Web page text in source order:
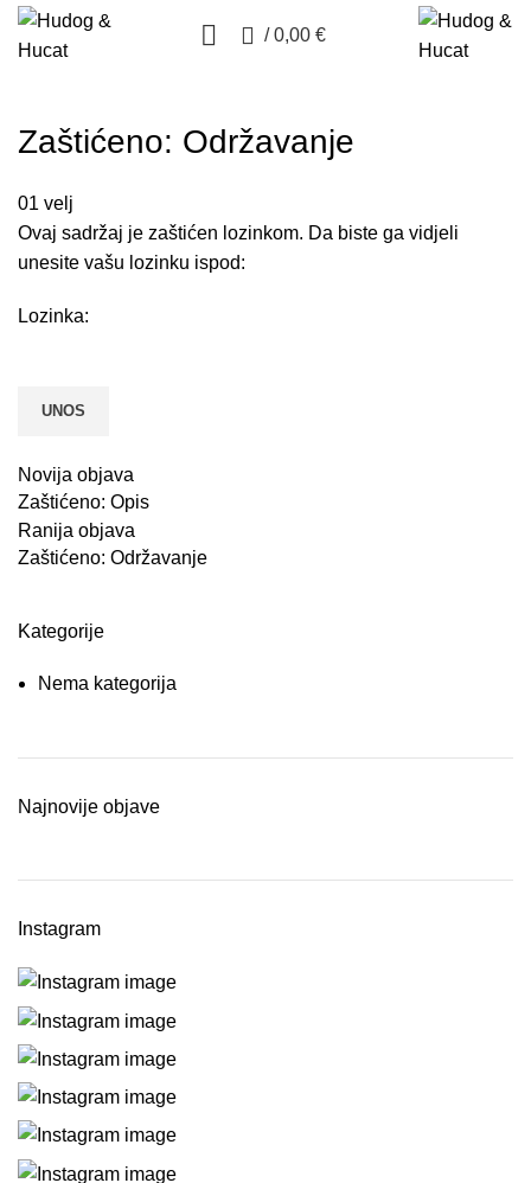
/ 0,00 €
Zaštićeno: Održavanje
01 velj
Ovaj sadržaj je zaštićen lozinkom. Da biste ga vidjeli
unesite vašu lozinku ispod:
Lozinka:
Novija objava
Zaštićeno: Opis
Ranija objava
Zaštićeno: Održavanje
Kategorije
Nema kategorija
Najnovije objave
Instagram